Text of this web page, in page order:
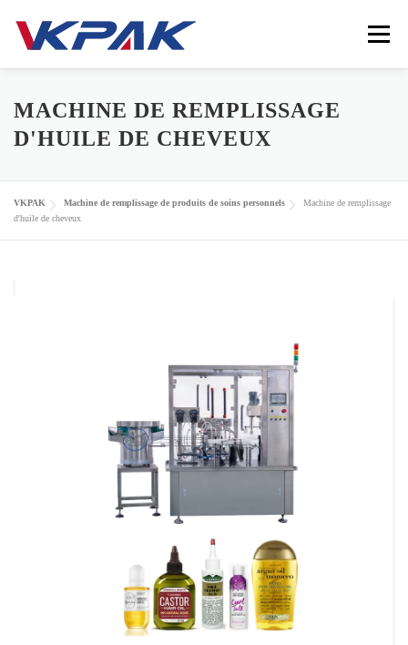
Menu
HOME ÉQUIPEMENT D'EMBALLAGE LIQUIDE
MACHINE DE REMPLISSAGE
D'HUILE DE CHEVEUX
VKPAK Machine de remplissage de produits de soins personnels
Machine de remplissage
d'huile de cheveux